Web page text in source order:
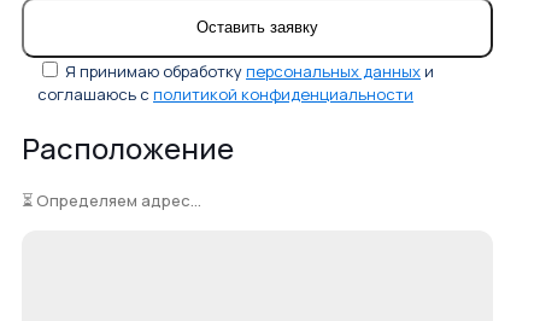
Я принимаю обработкуперсональных данных и
соглашаюсь с политикой конфиденциальности
Расположение
⏳ Определяем адрес...